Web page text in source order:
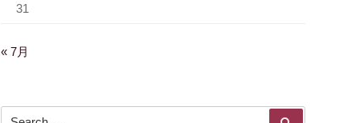
31
« 7月
Search for: